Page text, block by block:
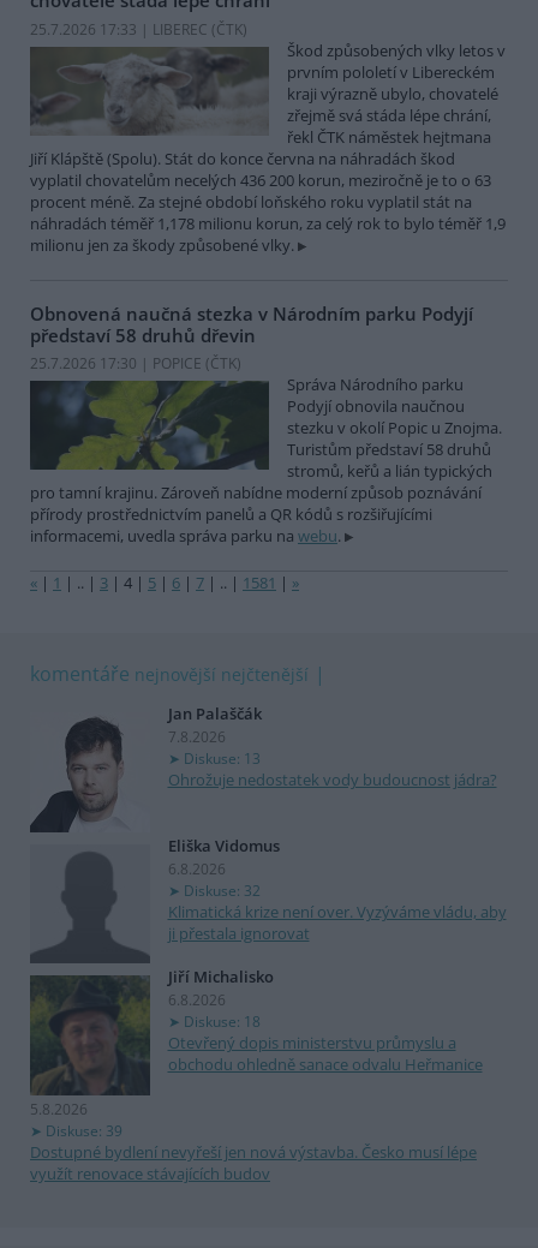
25.7.2026 17:33 | LIBEREC (ČTK)
Škod způsobených vlky letos v
prvním pololetí v Libereckém
kraji výrazně ubylo, chovatelé
zřejmě svá stáda lépe chrání,
řekl ČTK náměstek hejtmana
Jiří Klápště (Spolu). Stát do konce června na náhradách škod
vyplatil chovatelům necelých 436 200 korun, meziročně je to o 63
procent méně. Za stejné období loňského roku vyplatil stát na
náhradách téměř 1,178 milionu korun, za celý rok to bylo téměř 1,9
milionu jen za škody způsobené vlky.
Obnovená naučná stezka v Národním parku Podyjí
představí 58 druhů dřevin
25.7.2026 17:30 | POPICE (ČTK)
Správa Národního parku
Podyjí obnovila naučnou
stezku v okolí Popic u Znojma.
Turistům představí 58 druhů
stromů, keřů a lián typických
pro tamní krajinu. Zároveň nabídne moderní způsob poznávání
přírody prostřednictvím panelů a QR kódů s rozšiřujícími
informacemi, uvedla správa parku na webu.
« | 1 | .. | 3 | 4 | 5 | 6 | 7 | .. | 1581 | »
komentáře nejnovější nejčtenější
Jan Palaščák
7.8.2026
Diskuse: 13
Ohrožuje nedostatek vody budoucnost jádra?
Eliška Vidomus
6.8.2026
Diskuse: 32
Klimatická krize není over. Vyzýváme vládu, aby
ji přestala ignorovat
Jiří Michalisko
6.8.2026
Diskuse: 18
Otevřený dopis ministerstvu průmyslu a
obchodu ohledně sanace odvalu Heřmanice
5.8.2026
Diskuse: 39
Dostupné bydlení nevyřeší jen nová výstavba. Česko musí lépe
využít renovace stávajících budov